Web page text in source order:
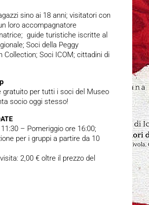
sino ai 18 anni; visitatori con
loro accompagnatore
guide turistiche iscritte al
Soci della Peggy
Collection; Soci ICOM; cittadini di
gratuito per tutti i soci del Museo
socio oggi stesso!
– Pomeriggio ore 16:00;
per i gruppi a partire da 10
2,00 € oltre il prezzo del